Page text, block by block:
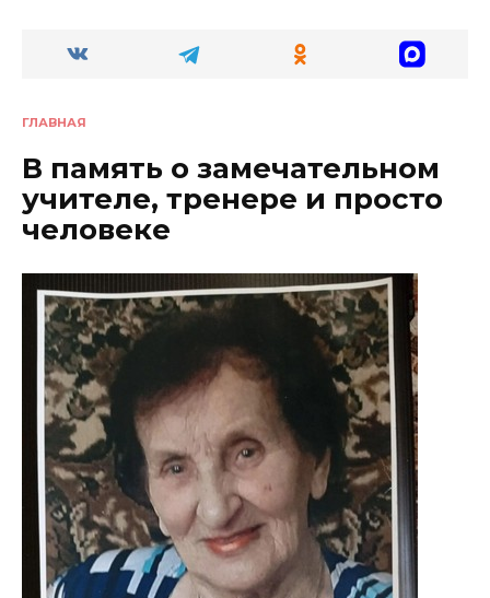
ГЛАВНАЯ
В память о замечательном
учителе, тренере и просто
человеке